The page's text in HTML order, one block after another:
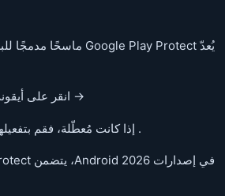
→ انقر على
. إذا كانت مُعطّلة، فقم